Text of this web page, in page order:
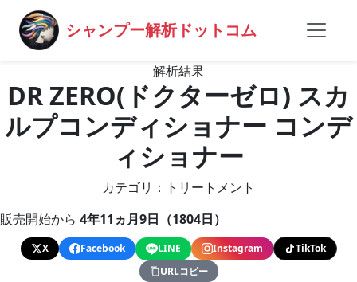
シャンプー解析ドットコム
解析結果
DR ZERO(ドクターゼロ) スカ
ルプコンディショナー コンデ
ィショナー
カテゴリ：トリートメント
販売開始から 4年11ヵ月9日（1804日）
X Facebook LINE Instagram
TikTok
URLコピー